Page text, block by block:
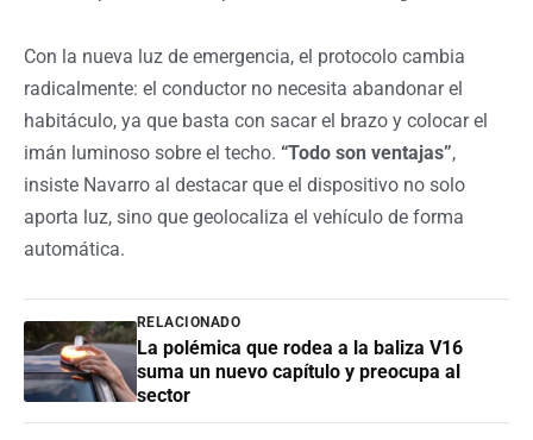
Con la nueva luz de emergencia, el protocolo cambia
radicalmente: el conductor no necesita abandonar el
habitáculo, ya que basta con sacar el brazo y colocar el
imán luminoso sobre el techo. “Todo son ventajas”,
insiste Navarro al destacar que el dispositivo no solo
aporta luz, sino que geolocaliza el vehículo de forma
automática.
RELACIONADO
La polémica que rodea a la baliza V16
suma un nuevo capítulo y preocupa al
sector